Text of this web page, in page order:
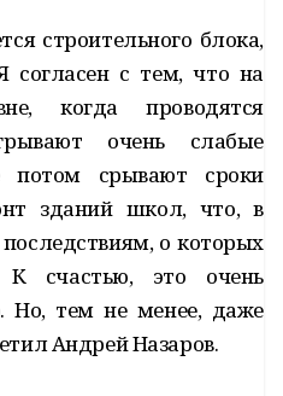
строительного блока,
согласен с тем, что на
когда проводятся
очень слабые
потом срывают сроки
зданий школ, что, в
о которых
счастью, это очень
Но, тем не менее, даже
Андрей Назаров.